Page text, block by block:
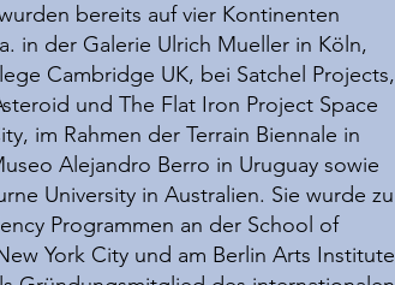
bereits auf vier Kontinenten
in der Galerie Ulrich Mueller in Köln,
Cambridge UK, bei Satchel Projects,
und The Flat Iron Project Space
im Rahmen der Terrain Biennale in
Alejandro Berro in Uruguay sowie
University in Australien. Sie wurde zu
Programmen an der School of
York City und am Berlin Arts Institute